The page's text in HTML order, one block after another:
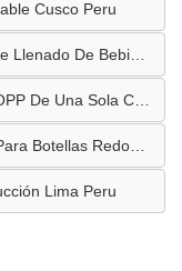
Cusco Peru
Lima Peru